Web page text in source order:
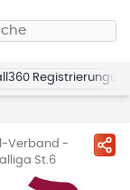
Registrierung
Verband -
St.6